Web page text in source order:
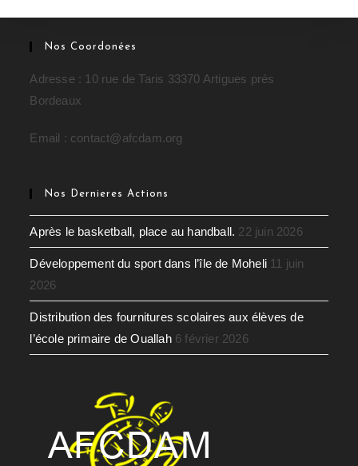
Nos Coordonées
Adresse : 10 rue de Taris 33370 Artigues prés
Bordeaux
Email : contact@afcdam.org
Nos Dernieres Actions
Après le basketball, place au handball. 22 juin 2026
Développement du sport dans l’île de Moheli 11 juin
2026
Distribution des fournitures scolaires aux élèves de
l’école primaire de Ouallah 6 février 2026